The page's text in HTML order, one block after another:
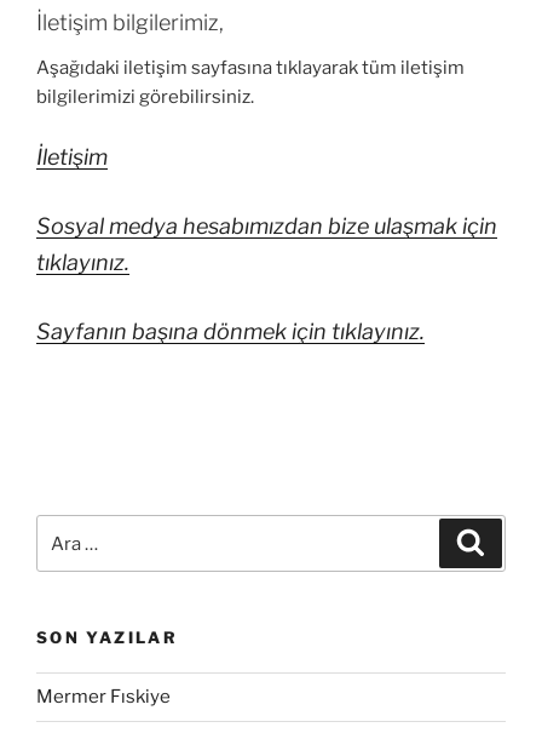
İletişim bilgilerimiz,
Aşağıdaki iletişim sayfasına tıklayarak tüm iletişim
bilgilerimizi görebilirsiniz.
İletişim
Sosyal medya hesabımızdan bize ulaşmak için
tıklayınız.
Sayfanın başına dönmek için tıklayınız.
SON YAZILAR
Mermer Fıskiye